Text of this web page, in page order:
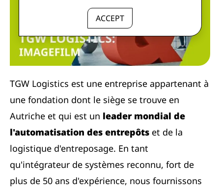
ACCEPT
TGW Logistics est une entreprise appartenant à
une fondation dont le siège se trouve en
Autriche et qui est un leader mondial de
l'automatisation des entrepôts et de la
logistique d'entreposage. En tant
qu'intégrateur de systèmes reconnu, fort de
plus de 50 ans d'expérience, nous fournissons